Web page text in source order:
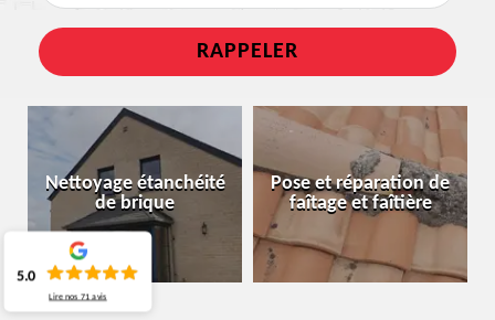
Nettoyage étanchéité
de brique
Pose et réparation de
faîtage et faîtière
5.0
Lire nos71 avis